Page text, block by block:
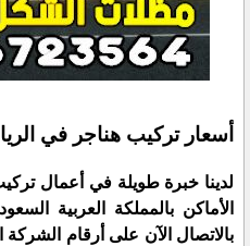
أسعار تركيب هناجر في
لدينا خبرة طويلة في أعمال
الأماكن بالمملكة العربية
بالاتصال الآن على أرقام الشركة